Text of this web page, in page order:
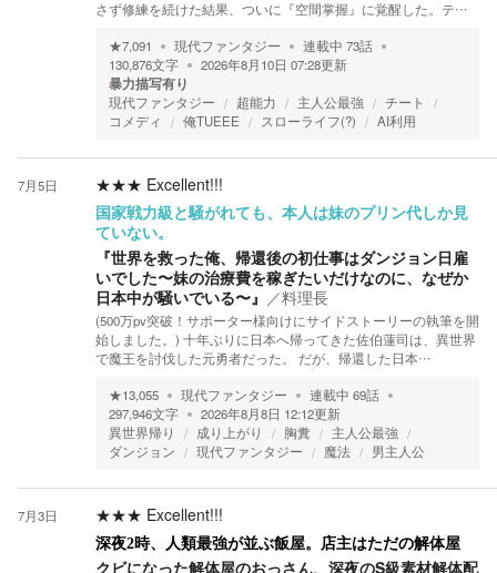
さず修練を続けた結果、ついに『空間掌握』に覚醒した。テ…
★7,091 現代ファンタジー 連載中 73話
130,876文字 2026年8月10日 07:28更新
暴力描写有り
現代ファンタジー 超能力 主人公最強
チート
コメディ
俺TUEEE スローライフ(?) AI利用
7月5日 ★★★ Excellent!!!
国家戦力級と騒がれても、本人は妹のプリン代しか見
ていない。
『世界を救った俺、帰還後の初仕事はダンジョン日雇
いでした〜妹の治療費を稼ぎたいだけなのに、なぜか
日本中が騒いでいる〜』 ／料理長
(500万pv突破！サポーター様向けにサイドストーリーの執筆を開
始しました。) 十年ぶりに日本へ帰ってきた佐伯蓮司は、異世界
で魔王を討伐した元勇者だった。 だが、帰還した日本…
★13,055 現代ファンタジー 連載中 69話
297,946文字 2026年8月8日 12:12更新
異世界帰り
成り上がり 胸糞
主人公最強
ダンジョン
現代ファンタジー 魔法 男主人公
7月3日 ★★★ Excellent!!!
深夜2時、人類最強が並ぶ飯屋。店主はただの解体屋
クビになった解体屋のおっさん、深夜のS級素材解体配